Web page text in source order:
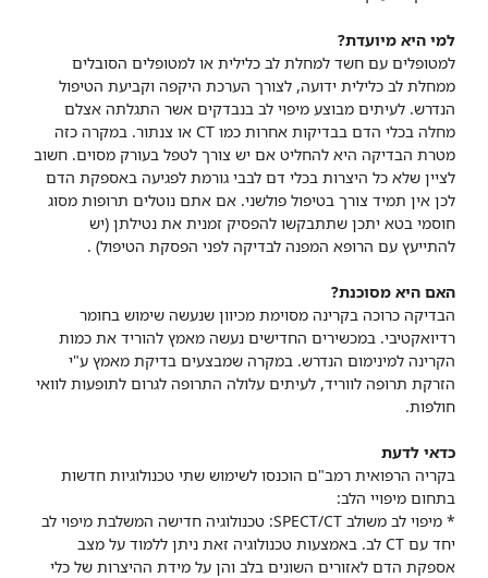
למי היא מיועדת?
למטופלים עם חשד למחלת לב כלילית או למטופלים הסובלים
ממחלת לב כלילית ידועה, לצורך הערכת היקפה וקביעת הטיפול
הנדרש. לעיתים מבוצע מיפוי לב בנבדקים אשר התגלתה אצלם
מחלה בכלי הדם בבדיקות אחרות כמו CT או צנתור. במקרה כזה
מטרת הבדיקה היא להחליט אם יש צורך לטפל בעורק מסוים. חשוב
לציין שלא כל היצרות בכלי דם לבבי גורמת לפגיעה באספקת הדם
לכן אין תמיד צורך בטיפול פולשני. אם אתם נוטלים תרופות מסוג
חוסמי בטא יתכן שתתבקשו להפסיק זמנית את נטילתן (יש
להתייעץ עם הרופא המפנה לבדיקה לפני הפסקת הטיפול) .
האם היא מסוכנת?
הבדיקה כרוכה בקרינה מסוימת מכיוון שנעשה שימוש בחומר
רדיואקטיבי. במכשירים החדישים נעשה מאמץ להוריד את כמות
הקרינה למינימום הנדרש. במקרה שמבצעים בדיקת מאמץ ע"י
הזרקת תרופה לווריד, לעיתים עלולה התרופה לגרום לתופעות לוואי
חולפות.
כדאי לדעת
בקריה הרפואית רמב"ם הוכנסו לשימוש שתי טכנולוגיות חדשות
בתחום מיפויי הלב:
* מיפוי לב משולב SPECT/CT: טכנולוגיה חדישה המשלבת מיפוי לב
יחד עם CT לב. באמצעות טכנולוגיה זאת ניתן ללמוד על מצב
אספקת הדם לאזורים השונים בלב והן על מידת ההיצרות של כלי